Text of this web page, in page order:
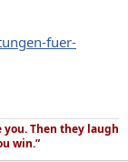
fuer-
Then they laugh
win.”